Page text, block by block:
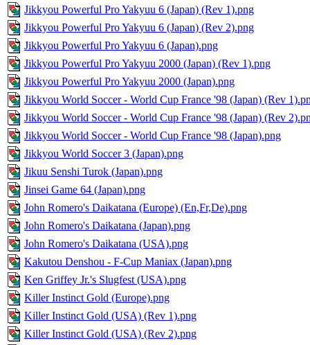
Jikkyou Powerful Pro Yakyuu 6 (Japan) (Rev 1).png
Jikkyou Powerful Pro Yakyuu 6 (Japan) (Rev 2).png
Jikkyou Powerful Pro Yakyuu 6 (Japan).png
Jikkyou Powerful Pro Yakyuu 2000 (Japan) (Rev 1).png
Jikkyou Powerful Pro Yakyuu 2000 (Japan).png
Jikkyou World Soccer - World Cup France '98 (Japan) (Rev
Jikkyou World Soccer - World Cup France '98 (Japan) (Rev
Jikkyou World Soccer - World Cup France '98 (Japan).png
Jikkyou World Soccer 3 (Japan).png
Jikuu Senshi Turok (Japan).png
Jinsei Game 64 (Japan).png
John Romero's Daikatana (Europe) (En,Fr,De).png
John Romero's Daikatana (Japan).png
John Romero's Daikatana (USA).png
Kakutou Denshou - F-Cup Maniax (Japan).png
Ken Griffey Jr.'s Slugfest (USA).png
Killer Instinct Gold (Europe).png
Killer Instinct Gold (USA) (Rev 1).png
Killer Instinct Gold (USA) (Rev 2).png